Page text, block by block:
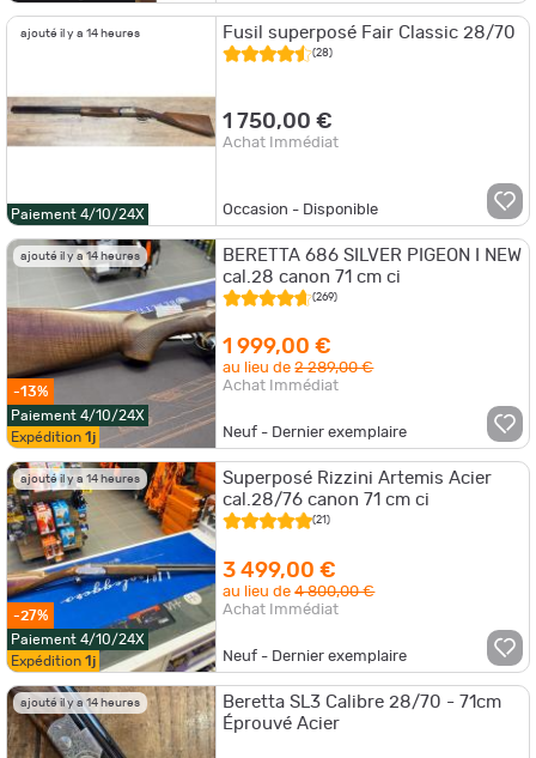
ajouté il y a 14 heures
Paiement 4/10/24X
Fusil superposé Fair Classic 28/70
(28)
1 750,00 €
Achat Immédiat
Occasion - Disponible
ajouté il y a 14 heures
-13%
Paiement 4/10/24X
Expédition 1j
BERETTA 686 SILVER PIGEON I NEW
cal.28 canon 71 cm ci
(269)
1 999,00 €
au lieu de2 289,00 €
Achat Immédiat
Neuf - Dernier exemplaire
ajouté il y a 14 heures
-27%
Paiement 4/10/24X
Expédition 1j
Superposé Rizzini Artemis Acier
cal.28/76 canon 71 cm ci
(21)
3 499,00 €
au lieu de4 800,00 €
Achat Immédiat
Neuf - Dernier exemplaire
ajouté il y a 14 heures
Beretta SL3 Calibre 28/70 - 71cm
Éprouvé Acier